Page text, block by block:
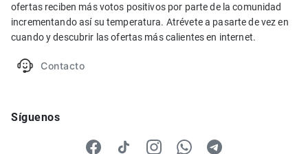
ofertas reciben más votos positivos por parte de la comunidad
incrementando así su temperatura. Atrévete a pasarte de vez en
cuando y descubrir las ofertas más calientes en internet.
Contacto
Síguenos